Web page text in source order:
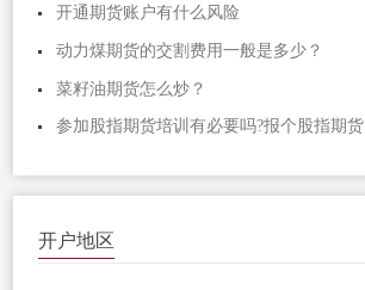
开通期货账户有什么风险
动力煤期货的交割费用一般是多少？
菜籽油期货怎么炒？
参加股指期货培训有必要吗?报个股指期货
开户地区